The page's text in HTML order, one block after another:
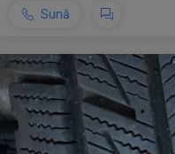
Sună